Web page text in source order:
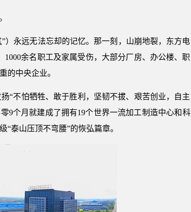
）永远无法忘却的记忆。那一刻，山崩地裂，东方电
余名职工及家属受伤，大部分厂房、办公楼、职
的中央企业。
“不怕牺牲、敢于胜利，坚韧不拔、艰苦创业，自主
9个月就建成了拥有19个世界一流加工制造中心和科
泰山压顶不弯腰”的恢弘篇章。